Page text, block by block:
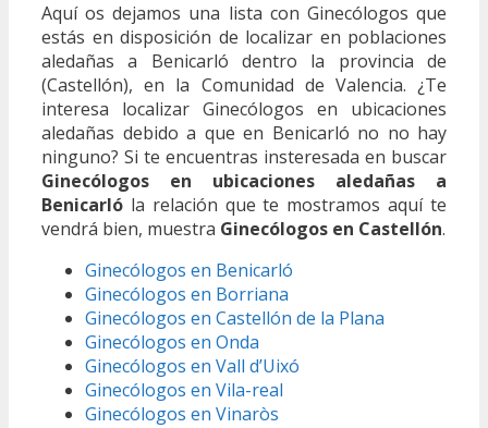
Aquí os dejamos una lista con Ginecólogos que
estás en disposición de localizar en poblaciones
aledañas a Benicarló dentro la provincia de
(Castellón), en la Comunidad de Valencia. ¿Te
interesa localizar Ginecólogos en ubicaciones
aledañas debido a que en Benicarló no no hay
ninguno? Si te encuentras insteresada en buscar
Ginecólogos en ubicaciones aledañas a
Benicarló la relación que te mostramos aquí te
vendrá bien, muestra Ginecólogos en Castellón.
Ginecólogos en Benicarló
Ginecólogos en Borriana
Ginecólogos en Castellón de la Plana
Ginecólogos en Onda
Ginecólogos en Vall d’Uixó
Ginecólogos en Vila-real
Ginecólogos en Vinaròs